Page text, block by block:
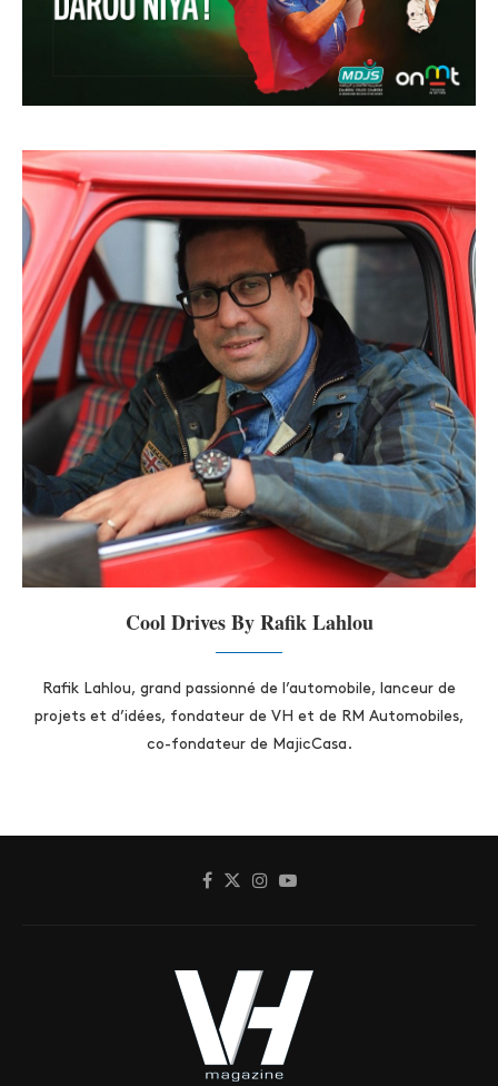
Cool Drives By Rafik Lahlou
Rafik Lahlou, grand passionné de l’automobile, lanceur de
projets et d’idées, fondateur de VH et de RM Automobiles,
co-fondateur de MajicCasa.